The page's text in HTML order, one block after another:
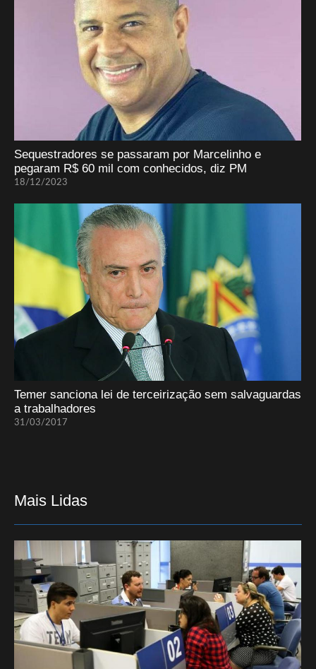
Sequestradores se passaram por Marcelinho e
pegaram R$ 60 mil com conhecidos, diz PM
18/12/2023
Temer sanciona lei de terceirização sem salvaguardas
a trabalhadores
31/03/2017
Mais Lidas